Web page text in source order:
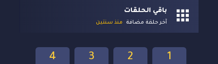
باقي الحلقات
آخر حلقة مضافة منذ سنتين
4 3 2 1